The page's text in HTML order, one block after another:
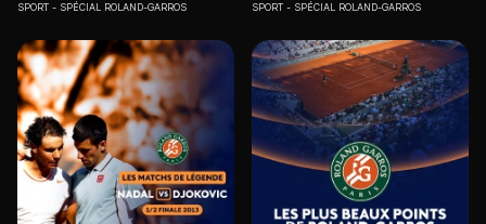
SPORT SPÉCIAL ROLAND-GARROS SPORT SPÉCIAL ROLAND-GARROS